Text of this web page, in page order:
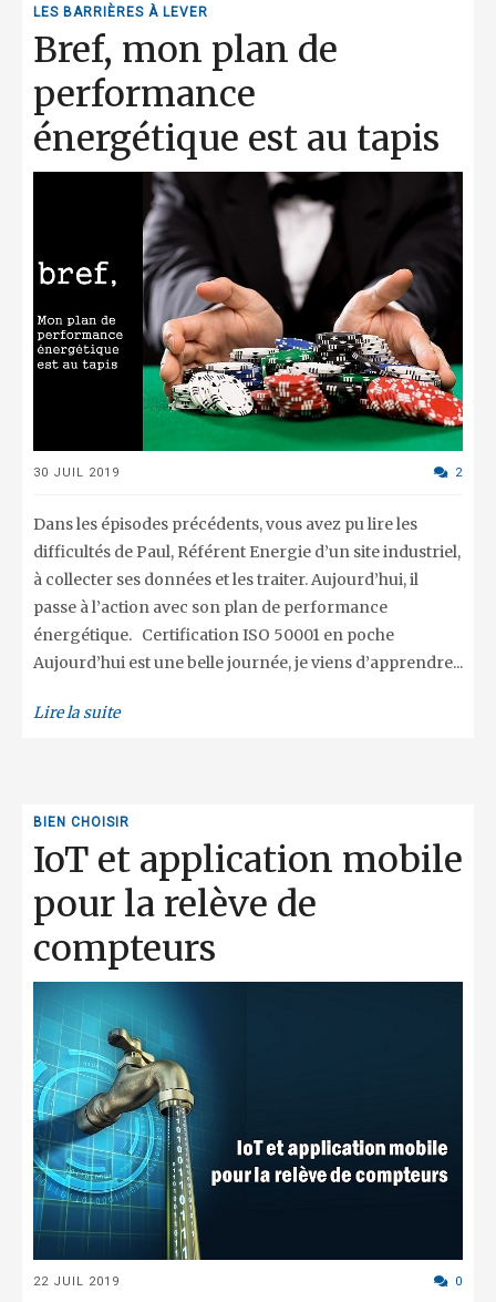
LES BARRIÈRES À LEVER
Bref, mon plan de
performance
énergétique est au tapis
30 JUIL 2019 2
Dans les épisodes précédents, vous avez pu lire les
difficultés de Paul, Référent Energie d’un site industriel,
à collecter ses données et les traiter. Aujourd’hui, il
passe à l’action avec son plan de performance
énergétique. Certification ISO 50001 en poche
Aujourd’hui est une belle journée, je viens d’apprendre...
Lire la suite
BIEN CHOISIR
IoT et application mobile
pour la relève de
compteurs
22 JUIL 2019 0